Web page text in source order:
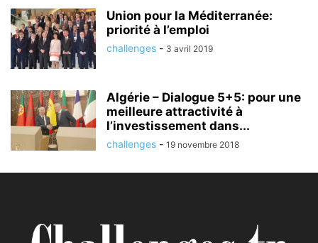
Union pour la Méditerranée:
priorité à l’emploi
challenges - 3 avril 2019
Algérie – Dialogue 5+5: pour une
meilleure attractivité à
l’investissement dans...
challenges - 19 novembre 2018